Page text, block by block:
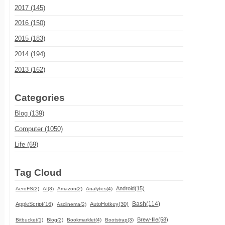
2017 (145)
2016 (150)
2015 (183)
2014 (194)
2013 (162)
Categories
Blog (139)
Computer (1050)
Life (69)
Tag Cloud
AeroFS(2) AI(8) Amazon(2) Analytics(4) Android(15)
AppleScript(16) Asciinema(2) AutoHotkey(30) Bash(114)
Bitbucket(1) Blog(2) Bookmarklet(4) Bootstrap(3) Brew-file(58)